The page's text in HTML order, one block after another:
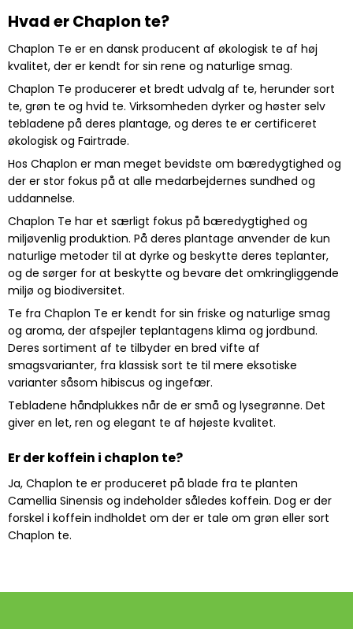
Hvad er Chaplon te?
Chaplon Te er en dansk producent af økologisk te af høj
kvalitet, der er kendt for sin rene og naturlige smag.
Chaplon Te producerer et bredt udvalg af te, herunder sort
te, grøn te og hvid te. Virksomheden dyrker og høster selv
tebladene på deres plantage, og deres te er certificeret
økologisk og Fairtrade.
Hos Chaplon er man meget bevidste om bæredygtighed og
der er stor fokus på at alle medarbejdernes sundhed og
uddannelse.
Chaplon Te har et særligt fokus på bæredygtighed og
miljøvenlig produktion. På deres plantage anvender de kun
naturlige metoder til at dyrke og beskytte deres teplanter,
og de sørger for at beskytte og bevare det omkringliggende
miljø og biodiversitet.
Te fra Chaplon Te er kendt for sin friske og naturlige smag
og aroma, der afspejler teplantagens klima og jordbund.
Deres sortiment af te tilbyder en bred vifte af
smagsvarianter, fra klassisk sort te til mere eksotiske
varianter såsom hibiscus og ingefær.
Tebladene håndplukkes når de er små og lysegrønne. Det
giver en let, ren og elegant te af højeste kvalitet.
Er der koffein i chaplon te?
Ja, Chaplon te er produceret på blade fra te planten
Camellia Sinensis og indeholder således koffein. Dog er der
forskel i koffein indholdet om der er tale om grøn eller sort
Chaplon te.